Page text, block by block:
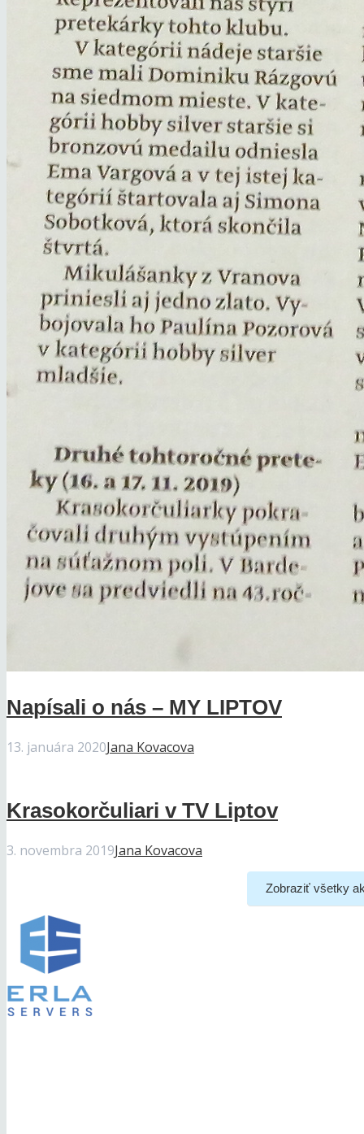
Napísali o nás – MY LIPTOV
13. januára 2020Jana Kovacova
Krasokorčuliari v TV Liptov
3. novembra 2019Jana Kovacova
Zobraziť všetky